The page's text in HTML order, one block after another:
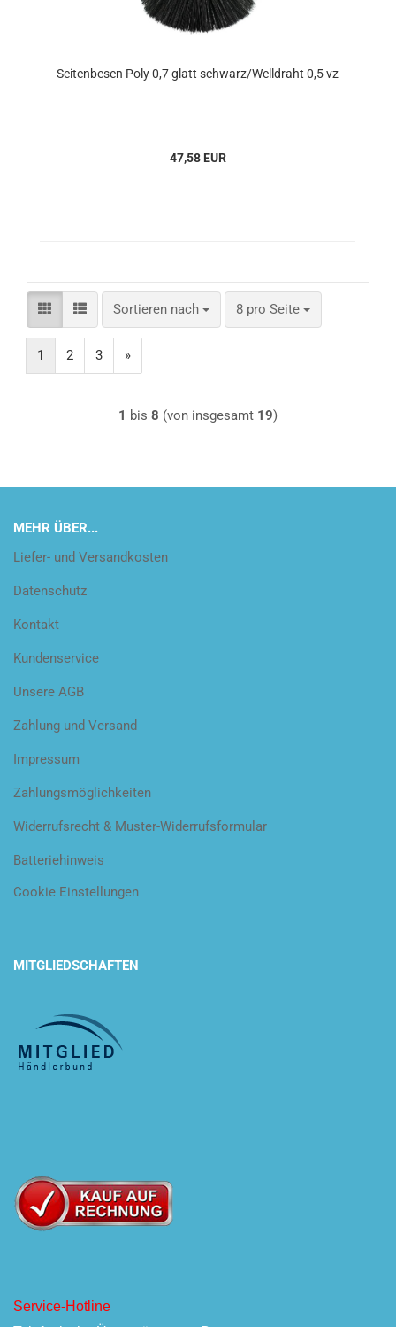
Seitenbesen Poly 0,7 glatt schwarz/Welldraht 0,5 vz
47,58 EUR
Sortieren nach
Sortieren nach 8 pro Seite
pro Seite
1 2 3 »
1 bis 8 (von insgesamt 19)
MEHR ÜBER...
Liefer- und Versandkosten
Datenschutz
Kontakt
Kundenservice
Unsere AGB
Zahlung und Versand
Impressum
Zahlungsmöglichkeiten
Widerrufsrecht & Muster-Widerrufsformular
Batteriehinweis
Cookie Einstellungen
MITGLIEDSCHAFTEN
Service-Hotline